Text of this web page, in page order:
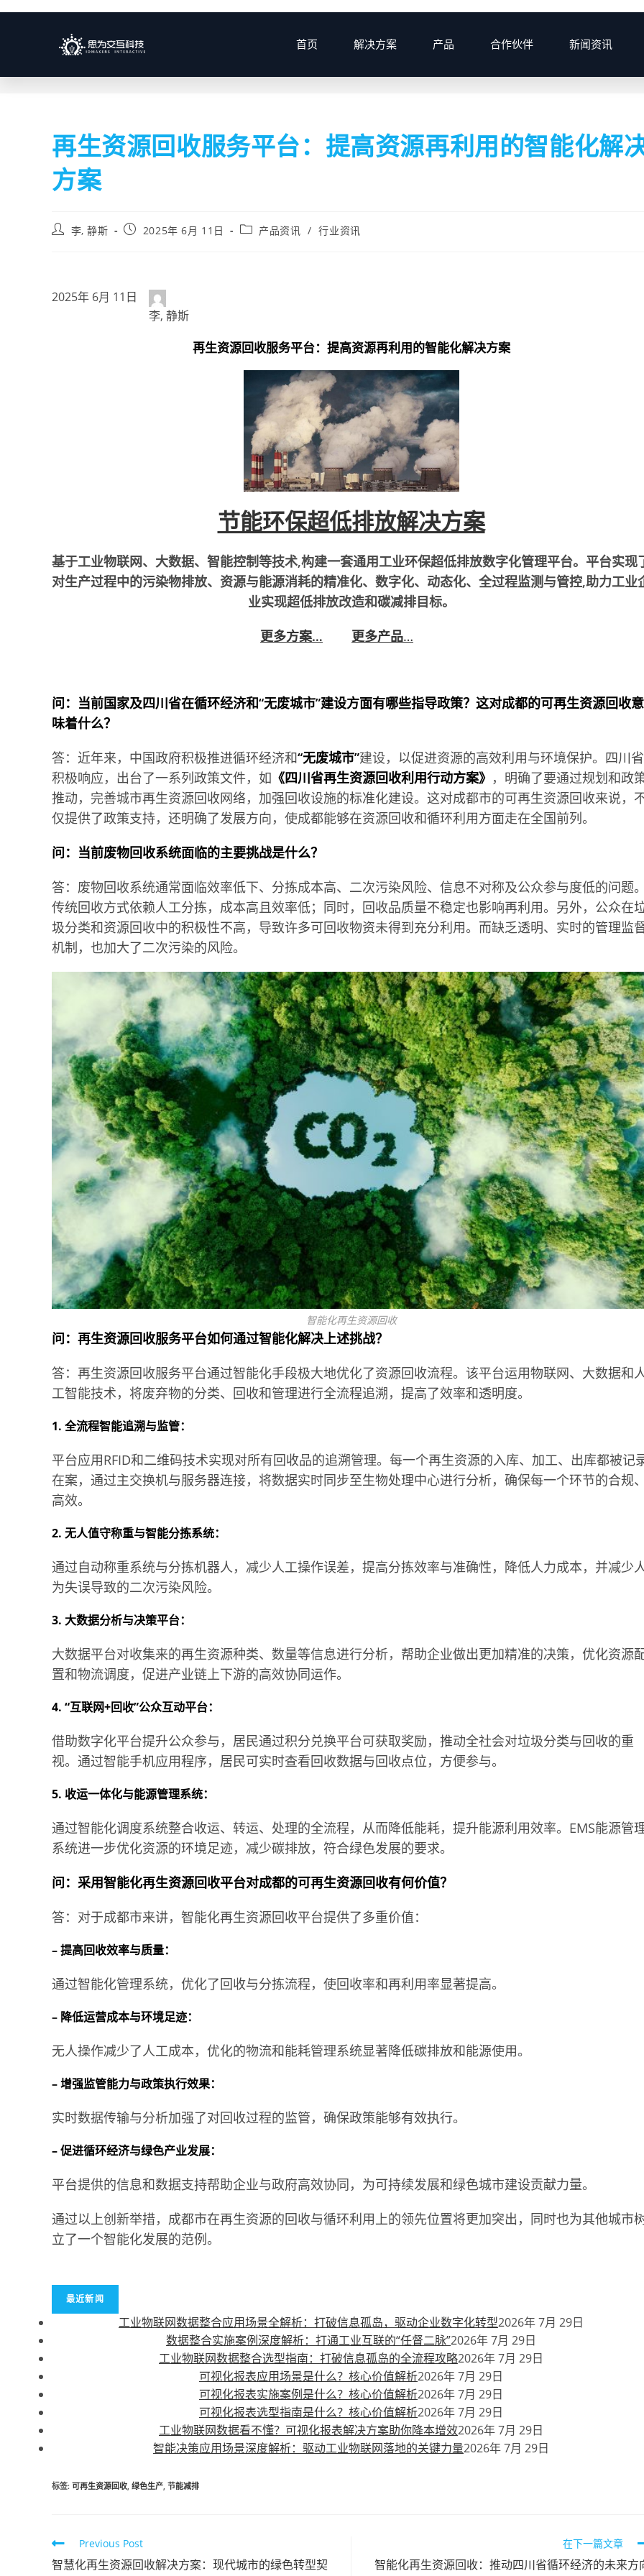
首页 解决方案 产品 合作伙伴 新闻资讯
博客 > 6月 > 11 >
再生资源回收服务平台：提高资源再利用的智能化解
方案
李, 静斯 2025年 6月 11日 产品资讯 / 行业资讯
2025年 6月 11日
李, 静斯
再生资源回收服务平台：提高资源再利用的智能化解决方案
节能环保超低排放解决方案
基于工业物联网、大数据、智能控制等技术,构建一套通用工业环保超低排放数字化管理平台。平台实现
对生产过程中的污染物排放、资源与能源消耗的精准化、数字化、动态化、全过程监测与管控,助力工业
业实现超低排放改造和碳减排目标。
更多方案…
更多产品…
问：当前国家及四川省在循环经济和“无废城市”建设方面有哪些指导政策？这对成都的可再生资源回收意
味着什么？
答：近年来，中国政府积极推进循环经济和“无废城市”建设，以促进资源的高效利用与环境保护。四川省
积极响应，出台了一系列政策文件，如 《四川省再生资源回收利用行动方案》 ，明确了要通过规划和政
推动，完善城市再生资源回收网络，加强回收设施的标准化建设。这对成都市的可再生资源回收来说，
仅提供了政策支持，还明确了发展方向，使成都能够在资源回收和循环利用方面走在全国前列。
问：当前废物回收系统面临的主要挑战是什么？
答：废物回收系统通常面临效率低下、分拣成本高、二次污染风险、信息不对称及公众参与度低的问题
传统回收方式依赖人工分拣，成本高且效率低；同时，回收品质量不稳定也影响再利用。另外，公众在
圾分类和资源回收中的积极性不高，导致许多可回收物资未得到充分利用。而缺乏透明、实时的管理监
机制，也加大了二次污染的风险。
智能化再生资源回收
问：再生资源回收服务平台如何通过智能化解决上述挑战？
答：再生资源回收服务平台通过智能化手段极大地优化了资源回收流程。该平台运用物联网、大数据和
工智能技术，将废弃物的分类、回收和管理进行全流程追溯，提高了效率和透明度。
1. 全流程智能追溯与监管：
平台应用RFID和二维码技术实现对所有回收品的追溯管理。每一个再生资源的入库、加工、出库都被记
在案，通过主交换机与服务器连接，将数据实时同步至生物处理中心进行分析，确保每一个环节的合规
高效。
2. 无人值守称重与智能分拣系统：
通过自动称重系统与分拣机器人，减少人工操作误差，提高分拣效率与准确性，降低人力成本，并减少
为失误导致的二次污染风险。
3. 大数据分析与决策平台：
大数据平台对收集来的再生资源种类、数量等信息进行分析，帮助企业做出更加精准的决策，优化资源
置和物流调度，促进产业链上下游的高效协同运作。
4. “互联网+回收”公众互动平台：
借助数字化平台提升公众参与，居民通过积分兑换平台可获取奖励，推动全社会对垃圾分类与回收的重
视。通过智能手机应用程序，居民可实时查看回收数据与回收点位，方便参与。
5. 收运一体化与能源管理系统：
通过智能化调度系统整合收运、转运、处理的全流程，从而降低能耗，提升能源利用效率。EMS能源管
系统进一步优化资源的环境足迹，减少碳排放，符合绿色发展的要求。
问：采用智能化再生资源回收平台对成都的可再生资源回收有何价值？
答：对于成都市来讲，智能化再生资源回收平台提供了多重价值：
– 提高回收效率与质量：
通过智能化管理系统，优化了回收与分拣流程，使回收率和再利用率显著提高。
– 降低运营成本与环境足迹：
无人操作减少了人工成本，优化的物流和能耗管理系统显著降低碳排放和能源使用。
– 增强监管能力与政策执行效果：
实时数据传输与分析加强了对回收过程的监管，确保政策能够有效执行。
– 促进循环经济与绿色产业发展：
平台提供的信息和数据支持帮助企业与政府高效协同，为可持续发展和绿色城市建设贡献力量。
通过以上创新举措，成都市在再生资源的回收与循环利用上的领先位置将更加突出，同时也为其他城市
立了一个智能化发展的范例。
最近新闻
工业物联网数据整合应用场景全解析：打破信息孤岛，驱动企业数字化转型2026年 7月 29日
数据整合实施案例深度解析：打通工业互联的“任督二脉”2026年 7月 29日
工业物联网数据整合选型指南：打破信息孤岛的全流程攻略2026年 7月 29日
可视化报表应用场景是什么？核心价值解析2026年 7月 29日
可视化报表实施案例是什么？核心价值解析2026年 7月 29日
可视化报表选型指南是什么？核心价值解析2026年 7月 29日
工业物联网数据看不懂？可视化报表解决方案助你降本增效2026年 7月 29日
智能决策应用场景深度解析：驱动工业物联网落地的关键力量2026年 7月 29日
标签: 可再生资源回收 绿色生产 节能减排
Previous Post
智慧化再生资源回收解决方案：现代城市的绿色转型契
在下一篇文章
智能化再生资源回收：推动四川省循环经济的未来方